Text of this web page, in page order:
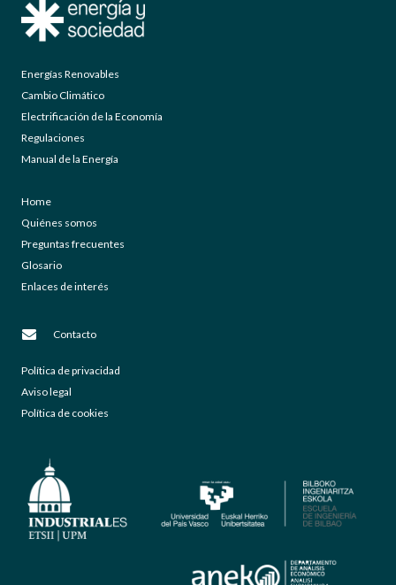
Energías Renovables
Cambio Climático
Electrificación de la Economía
Regulaciones
Manual de la Energía
Home
Quiénes somos
Preguntas frecuentes
Glosario
Enlaces de interés
Contacto
Política de privacidad
Aviso legal
Política de cookies